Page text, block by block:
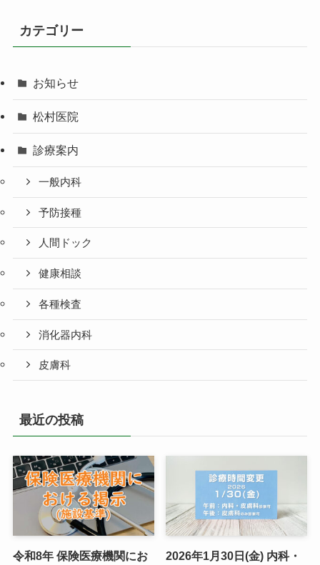
カテゴリー
お知らせ
松村医院
診療案内
一般内科
予防接種
人間ドック
健康相談
各種検査
消化器内科
皮膚科
最近の投稿
令和8年 保険医療機関にお
2026年1月30日(金) 内科・